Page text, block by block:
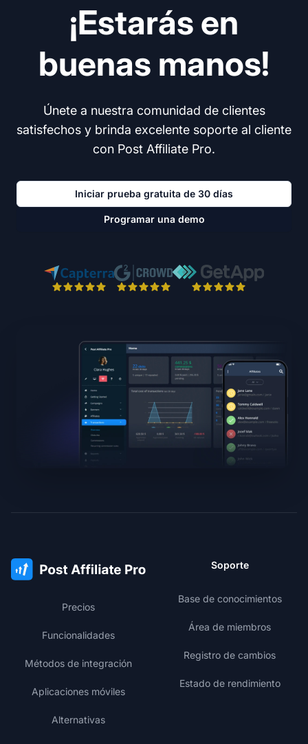
¡Estarás en
buenas manos!
Únete a nuestra comunidad de clientes
satisfechos y brinda excelente soporte al cliente
con Post Affiliate Pro.
Iniciar prueba gratuita de 30 días
Programar una demo
Precios
Funcionalidades
Métodos de integración
Aplicaciones móviles
Alternativas
Soporte
Base de conocimientos
Área de miembros
Registro de cambios
Estado de rendimiento